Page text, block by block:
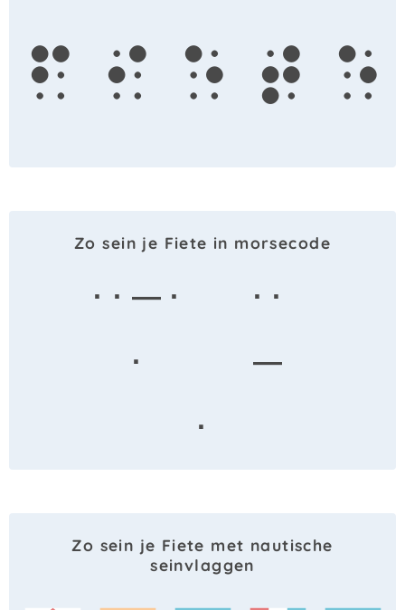
f i e t e
Zo sein je Fiete in morsecode
· · — ·
· ·
·
—
·
Zo sein je Fiete met nautische
seinvlaggen